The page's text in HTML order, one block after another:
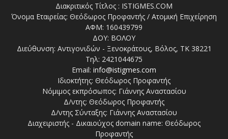
Διακριτικός Τίτλος : ISTIGMES.COM
Όνομα Εταιρείας: Θεόδωρος Προφαντής / Ατομική Επιχείρηση
ΑΦΜ: 160439799
ΔΟΥ: ΒΟΛΟΥ
Διεύθυνση: Αντιγονιδών - Ξενοκράτους, Βόλος, ΤΚ 38221
Τηλ: 2421044675
Email: info@istigmes.com
Ιδιοκτήτης: Θεόδωρος Προφαντής
Νόμιμος εκπρόσωπος: Γιάννης Αναστασίου
Δ/ντης: Θεόδωρος Προφαντής
Δ/ντης Σύνταξης: Γιάννης Αναστασίου
Διαχειριστής - Δικαιούχος domain name: Θεόδωρος
Προφαντής